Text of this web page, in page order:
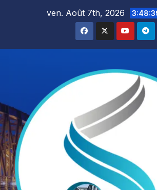
ven. Août 7th, 2026